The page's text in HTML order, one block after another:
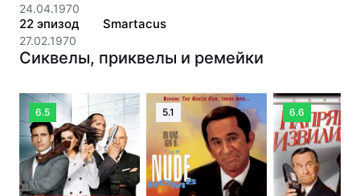
24.04.1970
22 эпизод
27.02.1970
Smartacus
Сиквелы, приквелы и ремейки
6.5 5.1 6.6